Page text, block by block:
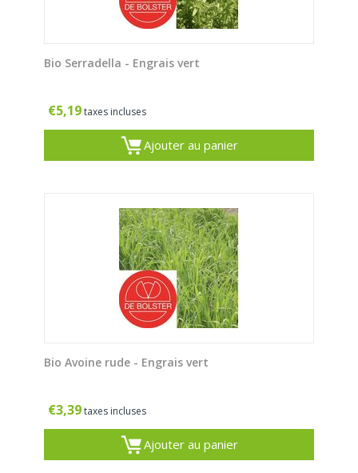
Bio Serradella - Engrais vert
€5,19taxes incluses
Ajouter au panier
Bio Avoine rude - Engrais vert
€3,39taxes incluses
Ajouter au panier